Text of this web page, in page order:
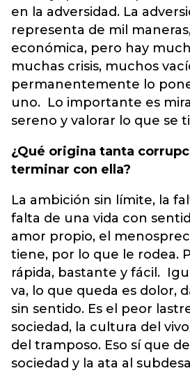
en la adversidad. La
representa de mil
económica, pero hay
muchas crisis, muchos
permanentemente lo
uno. Lo importante es
sereno y valorar lo que se
¿Qué origina tanta
terminar con ella?
La ambición sin límite, la
falta de una vida con
amor propio, el
tiene, por lo que le rodea.
rápida, bastante y fácil.
va, lo que queda es dolor,
sin sentido. Es el peor
sociedad, la cultura del
del tramposo. Eso sí que
sociedad y la ata al